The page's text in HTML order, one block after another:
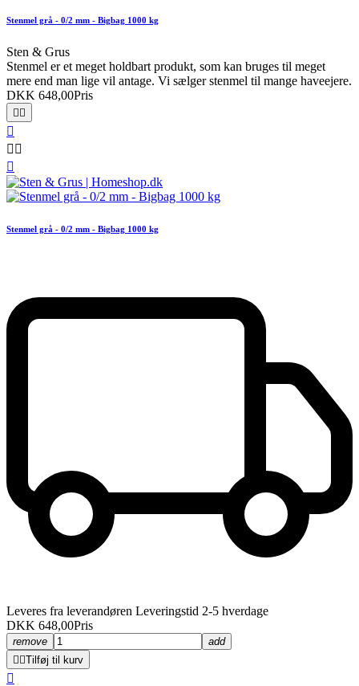
Stenmel grå - 0/2 mm - Bigbag 1000 kg
Sten & Grus
Stenmel er et meget holdbart produkt, som kan bruges til meget
mere end man lige vil antage. Vi sælger stenmel til mange haveejere.
DKK 648,00Pris


 

Stenmel grå - 0/2 mm - Bigbag 1000 kg
Leveres fra leverandøren Leveringstid 2-5 hverdage
DKK 648,00Pris
remove
add
Tilføj til kurv
